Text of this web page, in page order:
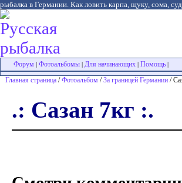
рыбалка в Германии. Как ловить карпа, щуку, сома,
Форум Фотоальбомы Для начинающих Помощь
Главная страница /Фотоальбом /За границей Германии /
.: Сазан 7кг :.